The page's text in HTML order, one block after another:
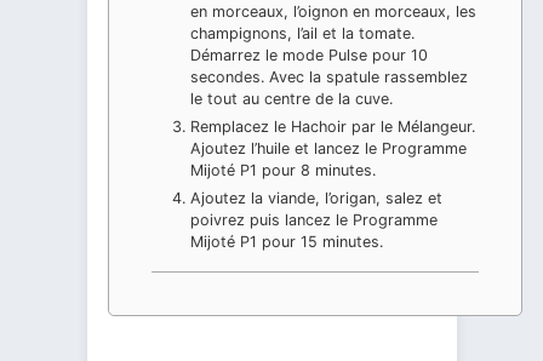
en morceaux, l’oignon en morceaux, les
champignons, l’ail et la tomate.
Démarrez le mode Pulse pour 10
secondes. Avec la spatule rassemblez
le tout au centre de la cuve.
Remplacez le Hachoir par le Mélangeur.
Ajoutez l’huile et lancez le Programme
Mijoté P1 pour 8 minutes.
Ajoutez la viande, l’origan, salez et
poivrez puis lancez le Programme
Mijoté P1 pour 15 minutes.